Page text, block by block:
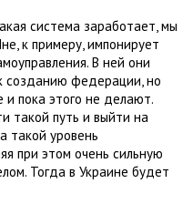
система заработает, мы
к примеру, импонирует
В ней они
созданию федерации, но
и пока этого не делают.
такой путь и выйти на
такой уровень
при этом очень сильную
Тогда в Украине будет